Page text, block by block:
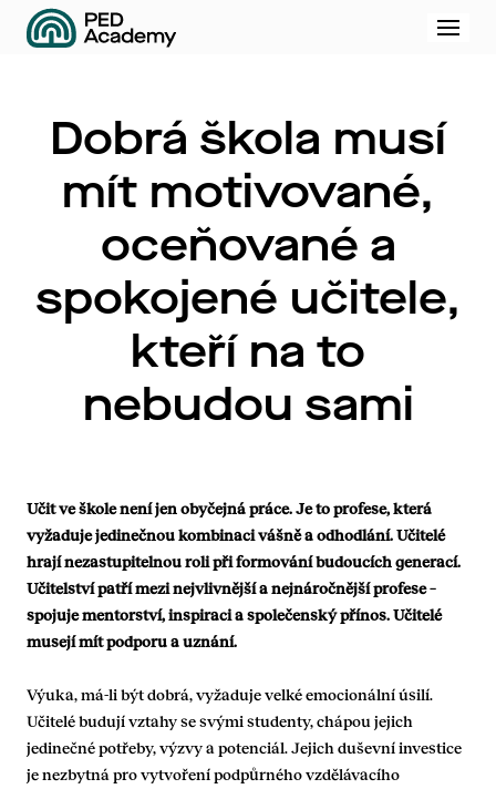
Menu
Dobrá škola musí
mít motivované,
oceňované a
spokojené učitele,
kteří na to
nebudou sami
Učit ve škole není jen obyčejná práce. Je to profese, která
vyžaduje jedinečnou kombinaci vášně a odhodlání. Učitelé
hrají nezastupitelnou roli při formování budoucích generací.
Učitelství patří mezi nejvlivnější a nejnáročnější profese –
spojuje mentorství, inspiraci a společenský přínos. Učitelé
musejí mít podporu a uznání.
Výuka, má-li být dobrá, vyžaduje velké emocionální úsilí.
Učitelé budují vztahy se svými studenty, chápou jejich
jedinečné potřeby, výzvy a potenciál. Jejich duševní investice
je nezbytná pro vytvoření podpůrného vzdělávacího